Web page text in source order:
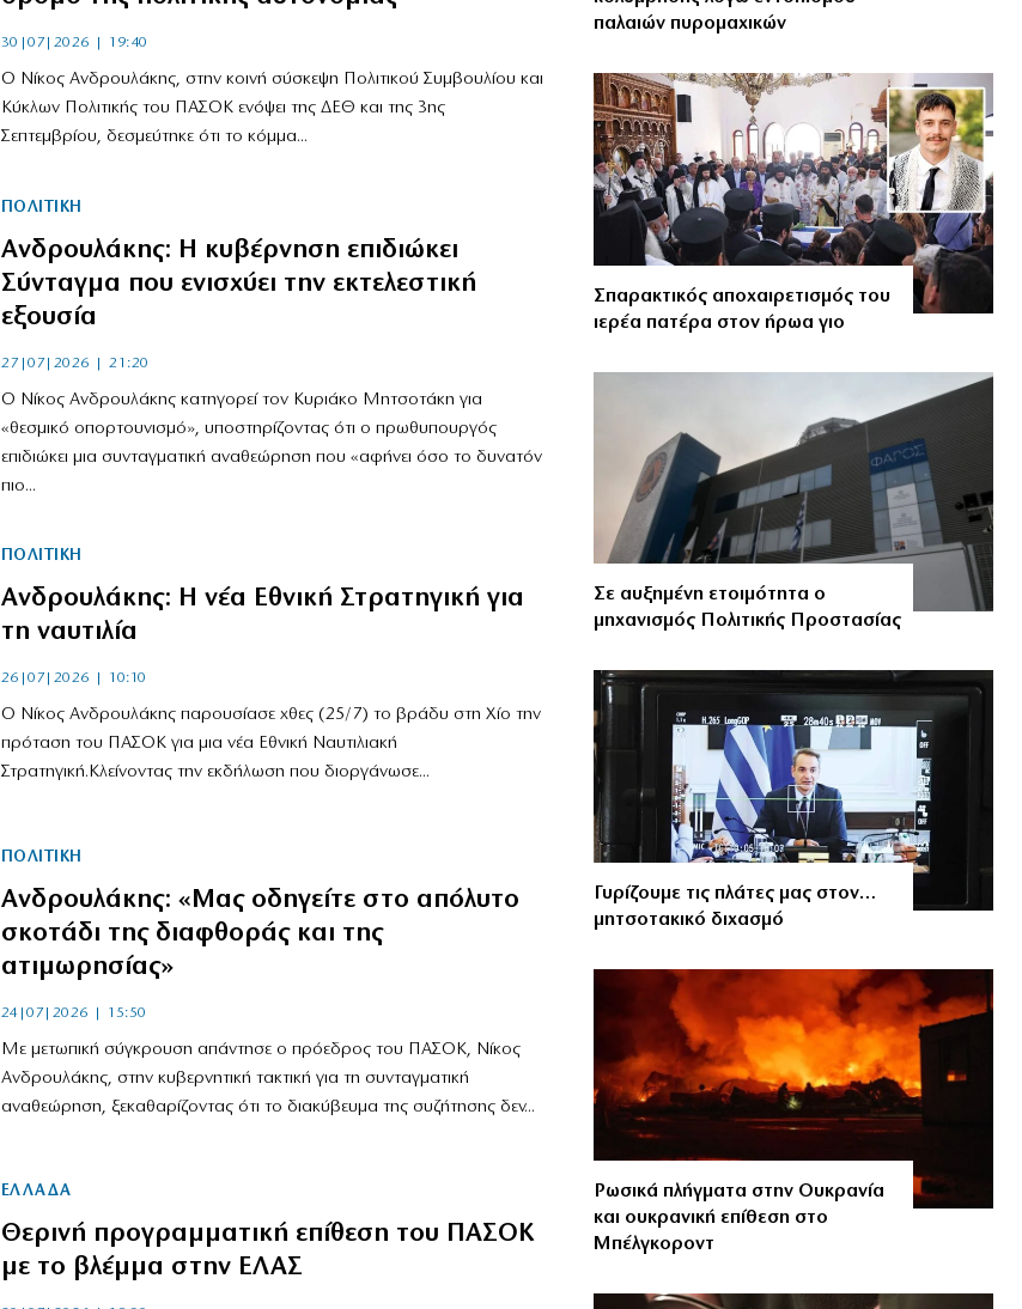
30|07|2026 | 19:40
Ο Νίκος Ανδρουλάκης, στην κοινή σύσκεψη Πολιτικού Συμβουλίου και
Κύκλων Πολιτικής του ΠΑΣΟΚ ενόψει της ΔΕΘ και της 3ης
Σεπτεμβρίου, δεσμεύτηκε ότι το κόμμα...
ΠΟΛΙΤΙΚΗ
Ανδρουλάκης: Η κυβέρνηση επιδιώκει
Σύνταγμα που ενισχύει την εκτελεστική
εξουσία
27|07|2026 | 21:20
Ο Νίκος Ανδρουλάκης κατηγορεί τον Κυριάκο Μητσοτάκη για
«θεσμικό οπορτουνισμό», υποστηρίζοντας ότι ο πρωθυπουργός
επιδιώκει μια συνταγματική αναθεώρηση που «αφήνει όσο το δυνατόν
πιο...
ΠΟΛΙΤΙΚΗ
Ανδρουλάκης: Η νέα Εθνική Στρατηγική για
τη ναυτιλία
26|07|2026 | 10:10
Ο Νίκος Ανδρουλάκης παρουσίασε χθες (25/7) το βράδυ στη Χίο την
πρόταση του ΠΑΣΟΚ για μια νέα Εθνική Ναυτιλιακή
Στρατηγική.Κλείνοντας την εκδήλωση που διοργάνωσε...
ΠΟΛΙΤΙΚΗ
Ανδρουλάκης: «Μας οδηγείτε στο απόλυτο
σκοτάδι της διαφθοράς και της
ατιμωρησίας»
24|07|2026 | 15:50
Με μετωπική σύγκρουση απάντησε ο πρόεδρος του ΠΑΣΟΚ, Νίκος
Ανδρουλάκης, στην κυβερνητική τακτική για τη συνταγματική
αναθεώρηση, ξεκαθαρίζοντας ότι το διακύβευμα της συζήτησης δεν...
ΕΛΛΑΔΑ
Θερινή προγραμματική επίθεση του ΠΑΣΟΚ
με το βλέμμα στην ΕΛΑΣ
παλαιών πυρομαχικών
Σπαρακτικός αποχαιρετισμός του
ιερέα πατέρα στον ήρωα γιο
Σε αυξημένη ετοιμότητα ο
μηχανισμός Πολιτικής Προστασίας
Γυρίζουμε τις πλάτες μας στον…
μητσοτακικό διχασμό
Ρωσικά πλήγματα στην Ουκρανία
και ουκρανική επίθεση στο
Μπέλγκοροντ